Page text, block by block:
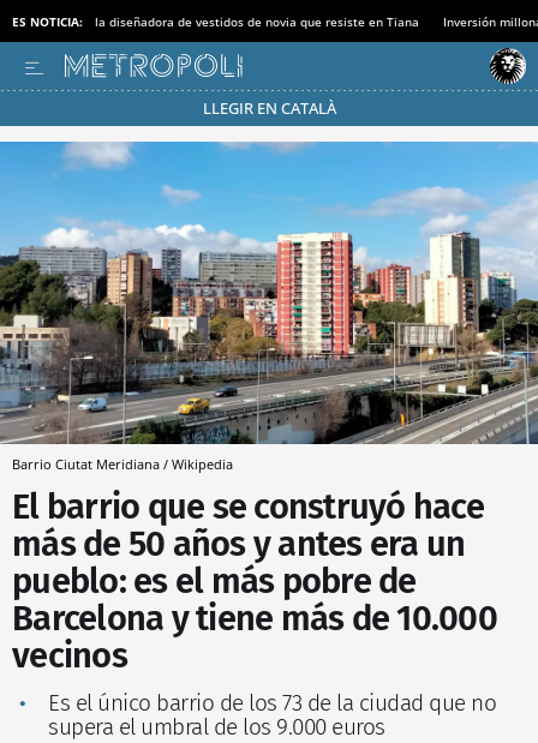
ES NOTICIA: la diseñadora de vestidos de novia que resiste en Tiana Inversión
LLEGIR EN CATALÀ
Pásate al MODO AHORRO
Barrio Ciutat Meridiana / Wikipedia
El barrio que se construyó hace
más de 50 años y antes era un
pueblo: es el más pobre de
Barcelona y tiene más de 10.000
vecinos
Es el único barrio de los 73 de la ciudad que no
supera el umbral de los 9.000 euros